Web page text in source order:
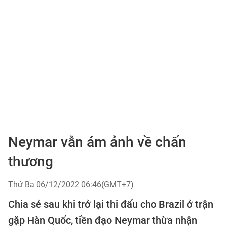
Neymar vẫn ám ảnh về chấn
thương
Thứ Ba 06/12/2022 06:46(GMT+7)
Chia sẻ sau khi trở lại thi đấu cho Brazil ở trận
gặp Hàn Quốc, tiền đạo Neymar thừa nhận